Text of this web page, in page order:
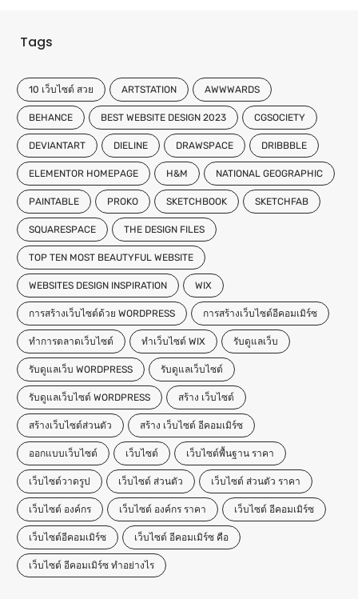
Tags
10 เว็บไซต์ สวย ARTSTATION AWWWARDS
BEHANCE BEST WEBSITE DESIGN 2023 CGSOCIETY
DEVIANTART DIELINE DRAWSPACE DRIBBBLE
ELEMENTOR HOMEPAGE H&M NATIONAL GEOGRAPHIC
PAINTABLE PROKO SKETCHBOOK SKETCHFAB
SQUARESPACE THE DESIGN FILES
TOP TEN MOST BEAUTYFUL WEBSITE
WEBSITES DESIGN INSPIRATION WIX
การสร้างเว็บไซต์ด้วย WORDPRESS การสร้างเว็บไซต์อีคอมเมิร์ซ
ทำการตลาดเว็บไซต์ ทําเว็บไซต์ WIX รับดูแลเว็บ
รับดูแลเว็บ WORDPRESS รับดูแลเว็บไซต์
รับดูแลเว็บไซต์ WORDPRESS สร้าง เว็บไซต์
สร้างเว็บไซต์ส่วนตัว สร้าง เว็บไซต์ อีคอมเมิร์ซ
ออกแบบเว็บไซต์ เว็บไซต์ เว็บไซต์พื้นฐาน ราคา
เว็บไซต์วาดรูป เว็บไซต์ ส่วนตัว เว็บไซต์ ส่วนตัว ราคา
เว็บไซต์ องค์กร เว็บไซต์ องค์กร ราคา เว็บไซต์ อีคอมเมิร์ซ
เว็บไซต์อีคอมเมิร์ซ เว็บไซต์ อีคอมเมิร์ซ คือ
เว็บไซต์ อีคอมเมิร์ซ ทำอย่างไร